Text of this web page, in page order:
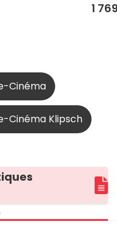
1
Cinéma
Cinéma Klipsch